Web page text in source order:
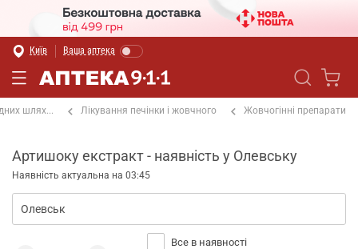
Київ Ваша аптека
шлях... Лікування печінки і жовчного Жовчогінні препарати
Артишоку екстракт - наявність у Олевську
Наявність актуальна на 03:45
Все в наявності